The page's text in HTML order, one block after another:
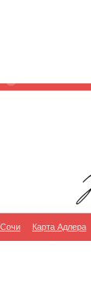
Карта Адлера